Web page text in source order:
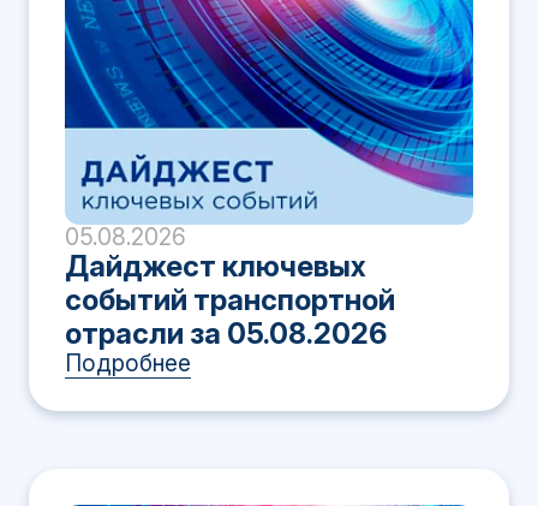
05.08.2026
Дайджест ключевых
событий транспортной
отрасли за 05.08.2026
Подробнее